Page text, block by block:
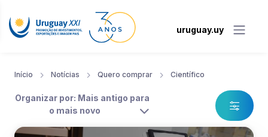
uruguay.uy
Início Notícias Quero comprar Científico
Organizar por: Mais antigo para
o mais novo